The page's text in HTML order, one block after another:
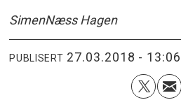
SimenNæss Hagen
PUBLISERT 27.03.2018 - 13:06